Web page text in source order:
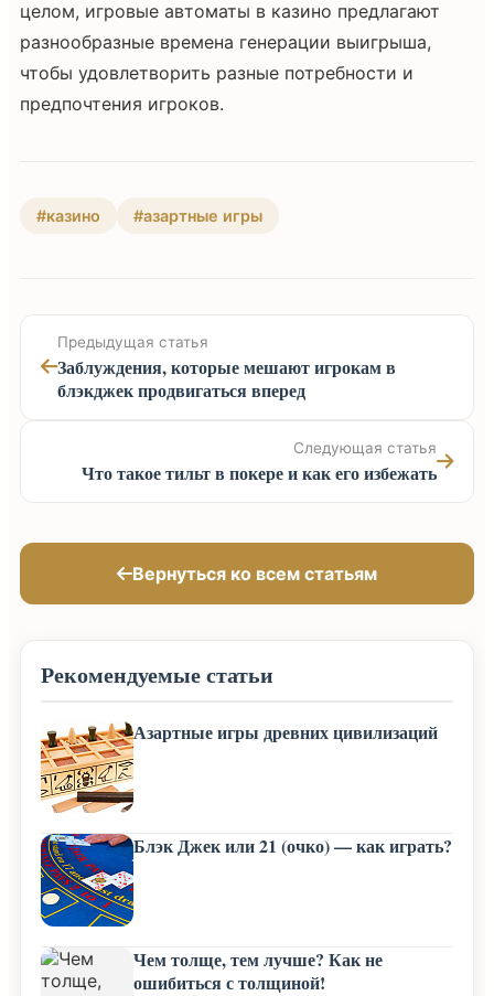
целом, игровые автоматы в казино предлагают
разнообразные времена генерации выигрыша,
чтобы удовлетворить разные потребности и
предпочтения игроков.
#казино #азартные игры
Предыдущая статья
Заблуждения, которые мешают игрокам в
блэкджек продвигаться вперед
Следующая статья
Что такое тильт в покере и как его избежать
Вернуться ко всем статьям
Рекомендуемые статьи
Азартные игры древних цивилизаций
Блэк Джек или 21 (очко) — как играть?
Чем толще, тем лучше? Как не
ошибиться с толщиной!